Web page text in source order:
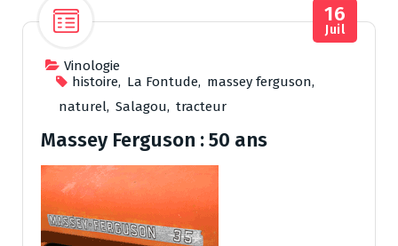
Vinologie
histoire, La Fontude, massey ferguson,
naturel, Salagou, tracteur
16
Juil
Massey Ferguson : 50 ans